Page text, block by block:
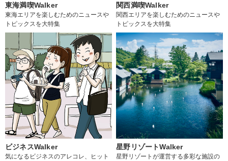
東海満喫Walker
東海エリアを楽しむためのニュースや
トピックスを大特集
関西満喫Walker
関西エリアを楽しむためのニュースや
トピックスを大特集
ビジネスWalker
気になるビジネスのアレコレ、ヒット
星野リゾートWalker
星野リゾートが運営する多彩な施設の